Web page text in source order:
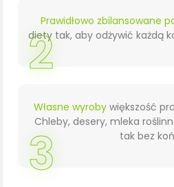
Prawidłowo zbilansowane
diety tak, aby odżywić każdą
2
Własne wyrobywiększość
Chleby, desery, mleka
tak bez
3